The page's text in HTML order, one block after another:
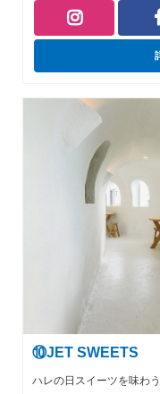
⑩JET SWEETS
ハレの日スイーツを味わ